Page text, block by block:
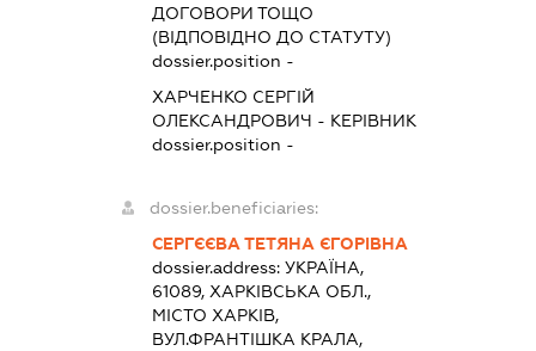
ДОГОВОРИ ТОЩО
(ВІДПОВІДНО ДО СТАТУТУ)
dossier.position -
ХАРЧЕНКО СЕРГІЙ
ОЛЕКСАНДРОВИЧ - КЕРІВНИК
dossier.position -
dossier.beneficiaries:
СЕРГЄЄВА ТЕТЯНА ЄГОРІВНА
dossier.address:УКРАЇНА,
61089, ХАРКІВСЬКА ОБЛ.,
МІСТО ХАРКІВ,
ВУЛ.ФРАНТІШКА КРАЛА,